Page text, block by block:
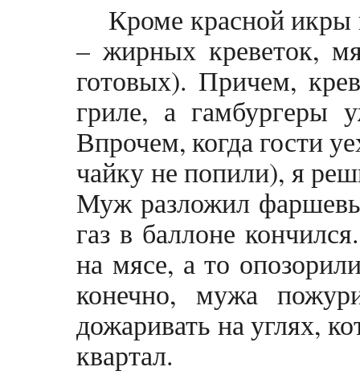
Кроме красной икры
– жирных креветок,
готовых). Причем,
гриле, а гамбургеры
Впрочем, когда гости
чайку не попили), я
Муж разложил
газ в баллоне
на мясе, а то
конечно, мужа
дожаривать на углях,
квартал.